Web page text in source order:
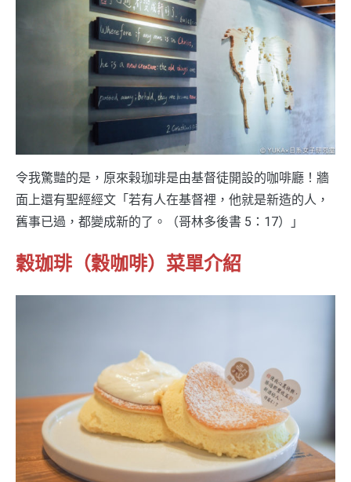
令我驚豔的是，原來榖珈琲是由基督徒開設的咖啡廳！牆
面上還有聖經經文「若有人在基督裡，他就是新造的人，
舊事已過，都變成新的了。（哥林多後書 5：17）」
穀珈琲（穀咖啡）菜單介紹